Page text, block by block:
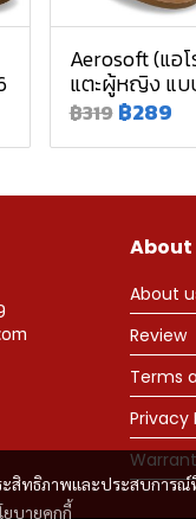
Aerosoft (แอ
แตะผู้หญิง แบ
฿319 ฿289
สิทธิภาพและประสบการณ์
ยบายคุกกี้
About
About
Review
Terms
Privacy